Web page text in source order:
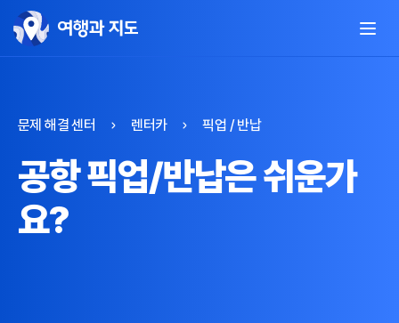
문제 해결 센터 렌터카 픽업 / 반납
공항 픽업/반납은 쉬운가
요?